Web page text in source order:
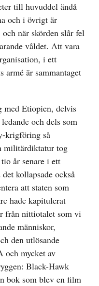
till huvuddel ändå
och i övrigt är
och när skörden slår fel
våldet. Att vara
i ett
armé är sammantaget
med Etiopien, delvis
och dels som
krigföring så
militärdiktatur tog
år senare i ett
kollapsade också
att staten som
hade kapitulerat
från nittiotalet som vi
människor,
den utlösande
och mycket av
Black-Hawk
bok som blev en film